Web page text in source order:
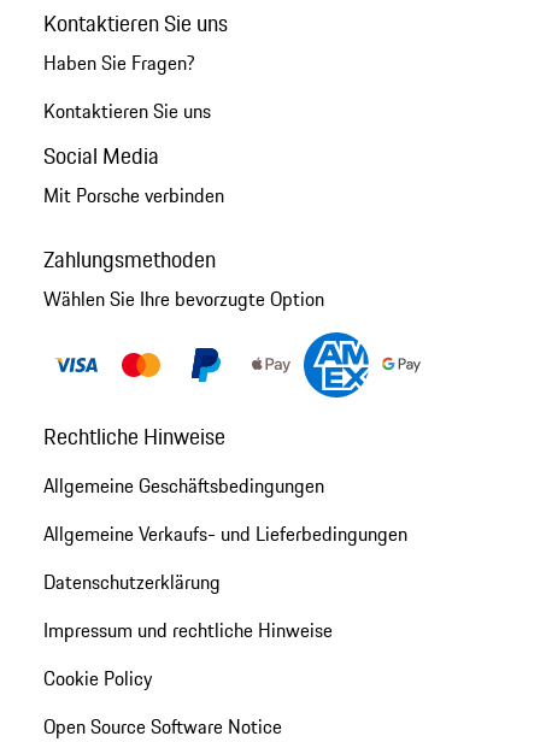
Kontaktieren Sie uns
Haben Sie Fragen?
Kontaktieren Sie uns
Social Media
Mit Porsche verbinden
Zahlungsmethoden
Wählen Sie Ihre bevorzugte Option
Rechtliche Hinweise
Allgemeine Geschäftsbedingungen
Allgemeine Verkaufs- und Lieferbedingungen
Datenschutzerklärung
Impressum und rechtliche Hinweise
Cookie Policy
Open Source Software Notice